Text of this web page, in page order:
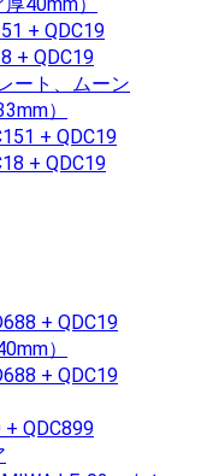
+ QDC19
+ QDC19
ート、ムーン
）
+ QDC19
+ QDC19
+ QDC19
）
+ QDC19
+ QDC899